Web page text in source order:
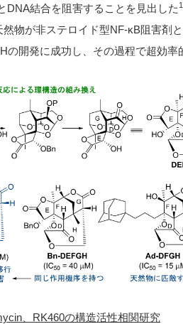
DNA結合を阻害することを見出した
物が非ステロイド型NF-κB阻害剤
の開発に成功し、その過程で超効率
、RK460の構造活性相関研究